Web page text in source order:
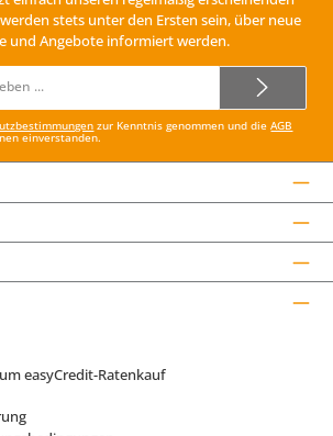
stets unter den Ersten sein, über neue
und Angebote informiert werden.
Mail-
zur Kenntnis genommen und dieAGB
einverstanden.
easyCredit-Ratenkauf